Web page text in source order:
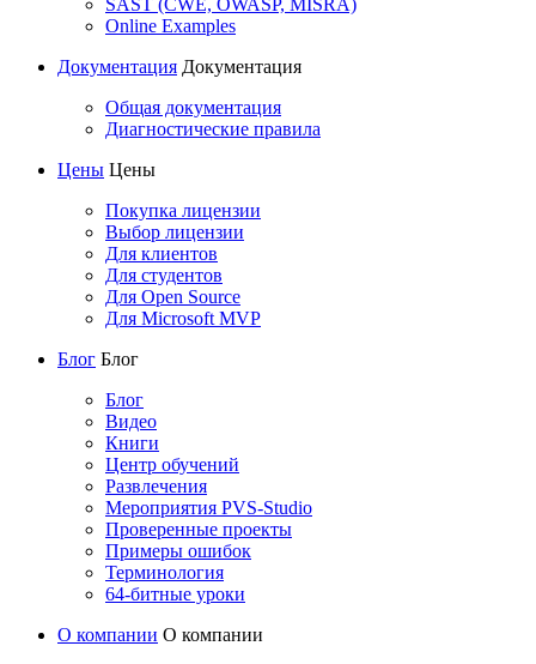
SAST (CWE, OWASP, MISRA)
Online Examples
Документация Документация
Общая документация
Диагностические правила
Цены Цены
Покупка лицензии
Выбор лицензии
Для клиентов
Для студентов
Для Open Source
Для Microsoft MVP
Блог Блог
Блог
Видео
Книги
Центр обучений
Развлечения
Мероприятия PVS-Studio
Проверенные проекты
Примеры ошибок
Терминология
64-битные уроки
О компании О компании